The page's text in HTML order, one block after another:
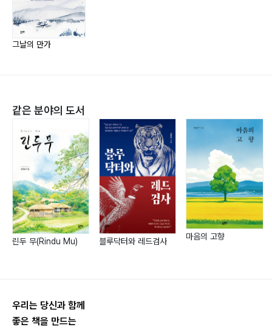
1974년 6월 231
1975년 2월 237
완연한 햇살, 그리고 만가
1982년 5월 282
발문 290
그날의 만가
같은 분야의 도서
린두 무(Rindu Mu) 블루닥터와 레드검사 마음의 고향
우리는 당신과 함께
좋은 책을 만드는